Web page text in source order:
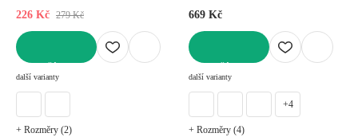
226 Kč 279 Kč
další varianty
+ Rozměry (2)
669 Kč
další varianty
+4
+ Rozměry (4)